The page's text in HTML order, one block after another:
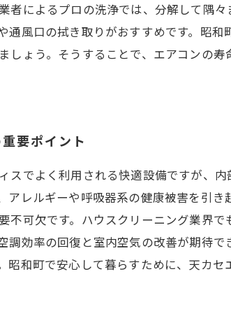
によるプロの洗浄では、分解して隅
風口の拭き取りがおすすめです。昭和
ょう。そうすることで、エアコンの
要ポイント
でよく利用される快適設備ですが、
レルギーや呼吸器系の健康被害を引
可欠です。ハウスクリーニング業界
効率の回復と室内空気の改善が期待で
和町で安心して暮らすために、天カ